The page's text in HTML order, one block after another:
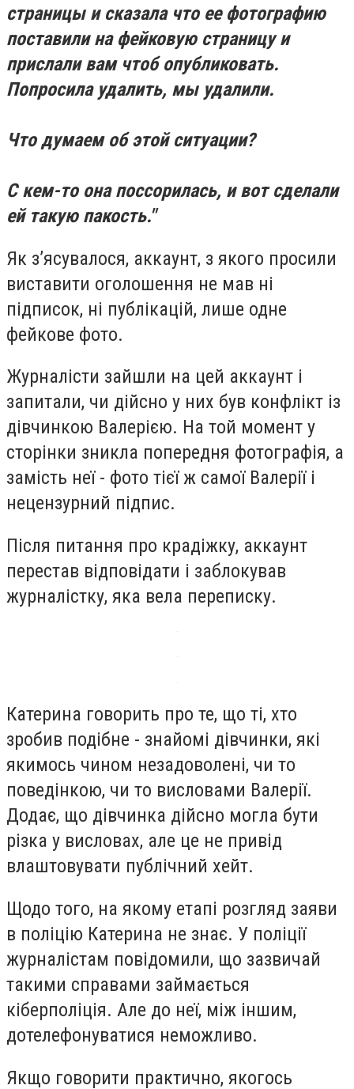
страницы и сказала что ее фотографию
поставили на фейковую страницу и
прислали вам чтоб опубликовать.
Попросила удалить, мы удалили.
Что думаем об этой ситуации?
С кем-то она поссорилась, и вот сделали
ей такую пакость."
Як з’ясувалося, аккаунт, з якого просили
виставити оголошення не мав ні
підписок, ні публікацій, лише одне
фейкове фото.
Журналісти зайшли на цей аккаунт і
запитали, чи дійсно у них був конфлікт із
дівчинкою Валерією. На той момент у
сторінки зникла попередня фотографія, а
замість неї - фото тієї ж самої Валерії і
нецензурний підпис.
Після питання про крадіжку, аккаунт
перестав відповідати і заблокував
журналістку, яка вела переписку.
Катерина говорить про те, що ті, хто
зробив подібне - знайомі дівчинки, які
якимось чином незадоволені, чи то
поведінкою, чи то висловами Валерії.
Додає, що дівчинка дійсно могла бути
різка у висловах, але це не привід
влаштовувати публічний хейт.
Щодо того, на якому етапі розгляд заяви
в поліцію Катерина не знає. У поліції
журналістам повідомили, що зазвичай
такими справами займається
кіберполіція. Але до неї, між іншим,
дотелефонуватися неможливо.
Якщо говорити практично, якогось